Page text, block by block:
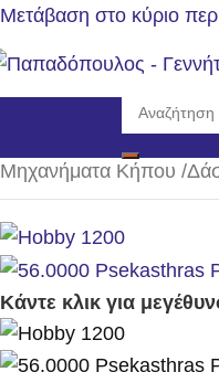
Μετάβαση στο κύριο
Αρχική σελίδα/
Μηχανήματα Κήπου /
Κάντε κλικ για